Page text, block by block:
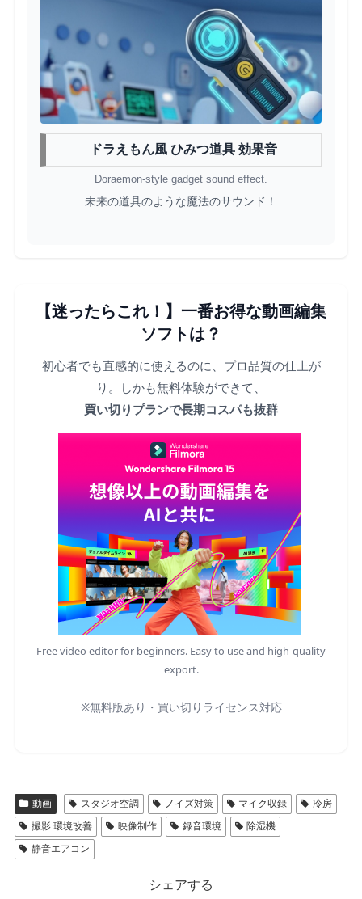
ドラえもん風 ひみつ道具 効果音
Doraemon-style gadget sound effect.
未来の道具のような魔法のサウンド！
【迷ったらこれ！】一番お得な動画編集
ソフトは？
初心者でも直感的に使えるのに、プロ品質の仕上が
り。しかも無料体験ができて、
買い切りプランで長期コスパも抜群
Free video editor for beginners. Easy to use and high-quality
export.
※無料版あり・買い切りライセンス対応
動画 スタジオ空調 ノイズ対策 マイク収録
冷房
撮影 環境改善
映像制作 録音環境
除湿機
静音エアコン
シェアする